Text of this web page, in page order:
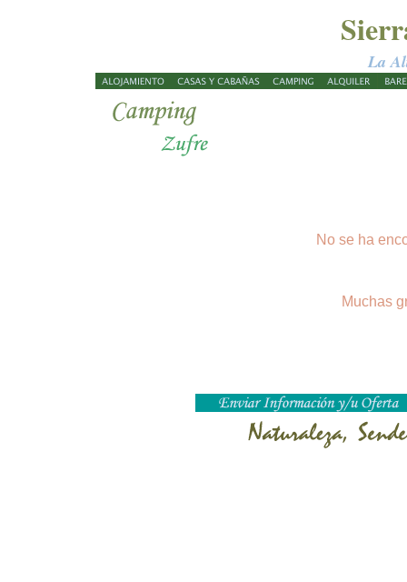
La
No se ha
Muchas